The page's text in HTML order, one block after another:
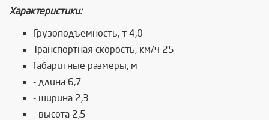
Характеристики:
Грузоподъемность, т 4,0
Транспортная скорость, км/ч 25
Габаритные размеры, м
- длина 6,7
- ширина 2,3
- высота 2,5